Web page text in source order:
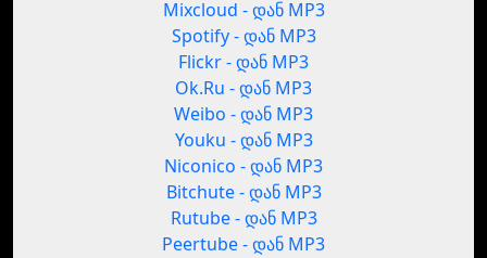
Mixcloud - დან MP3
Spotify - დან MP3
Flickr - დან MP3
Ok.Ru - დან MP3
Weibo - დან MP3
Youku - დან MP3
Niconico - დან MP3
Bitchute - დან MP3
Rutube - დან MP3
Peertube - დან MP3